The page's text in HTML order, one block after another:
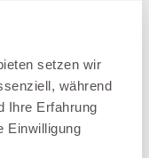
setzen wir
während
Ihre Erfahrung
Einwilligung